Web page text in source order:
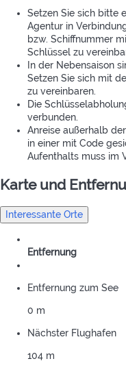
Setzen Sie sich bitte
Agentur in
bzw. Schiffnummer
Schlüssel zu
In der Nebensaison
Setzen Sie sich mit
zu vereinbaren.
Die
verbunden.
Anreise außerhalb
in einer mit Code
Aufenthalts muss im
Karte und
Interessante Orte
Entfernung
Entfernung zum See
0 m
Nächster Flughafen
104 m